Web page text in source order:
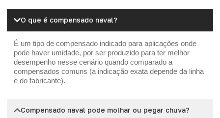
O que é compensado naval?
É um tipo de compensado indicado para aplicações onde
pode haver umidade, por ser produzido para ter melhor
desempenho nesse cenário quando comparado a
compensados comuns (a indicação exata depende da linha
e do fabricante).
Compensado naval pode molhar ou pegar chuva?